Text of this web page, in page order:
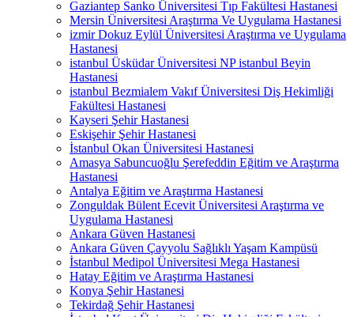
Gaziantep Sanko Üniversitesi Tıp Fakültesi Hastanesi
Mersin Üniversitesi Araştırma Ve Uygulama Hastanesi
izmir Dokuz Eylül Üniversitesi Araştırma ve Uygulama
Hastanesi
istanbul Üsküdar Üniversitesi NP istanbul Beyin
Hastanesi
istanbul Bezmialem Vakıf Üniversitesi Diş Hekimliği
Fakültesi Hastanesi
Kayseri Şehir Hastanesi
Eskişehir Şehir Hastanesi
İstanbul Okan Üniversitesi Hastanesi
Amasya Sabuncuoğlu Şerefeddin Eğitim ve Araştırma
Hastanesi
Antalya Eğitim ve Araştırma Hastanesi
Zonguldak Bülent Ecevit Üniversitesi Araştırma ve
Uygulama Hastanesi
Ankara Güven Hastanesi
Ankara Güven Çayyolu Sağlıklı Yaşam Kampüsü
İstanbul Medipol Üniversitesi Mega Hastanesi
Hatay Eğitim ve Araştırma Hastanesi
Konya Şehir Hastanesi
Tekirdağ Şehir Hastanesi